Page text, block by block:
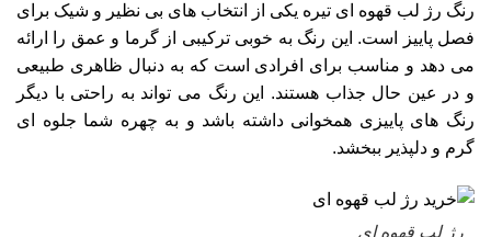
رنگ رژ لب قهوه‌ ای تیره یکی از انتخاب‌ های بی‌ نظیر و شیک برای
فصل پاییز است. این رنگ به‌ خوبی ترکیبی از گرما و عمق را ارائه
می‌ دهد و مناسب برای افرادی است که به دنبال ظاهری طبیعی
و در عین حال جذاب هستند. این رنگ می‌ تواند به راحتی با دیگر
رنگ‌ های پاییزی همخوانی داشته باشد و به چهره شما جلوه‌ ای
گرم و دلپذیر ببخشد.
رژ لب قهوه‌ ای